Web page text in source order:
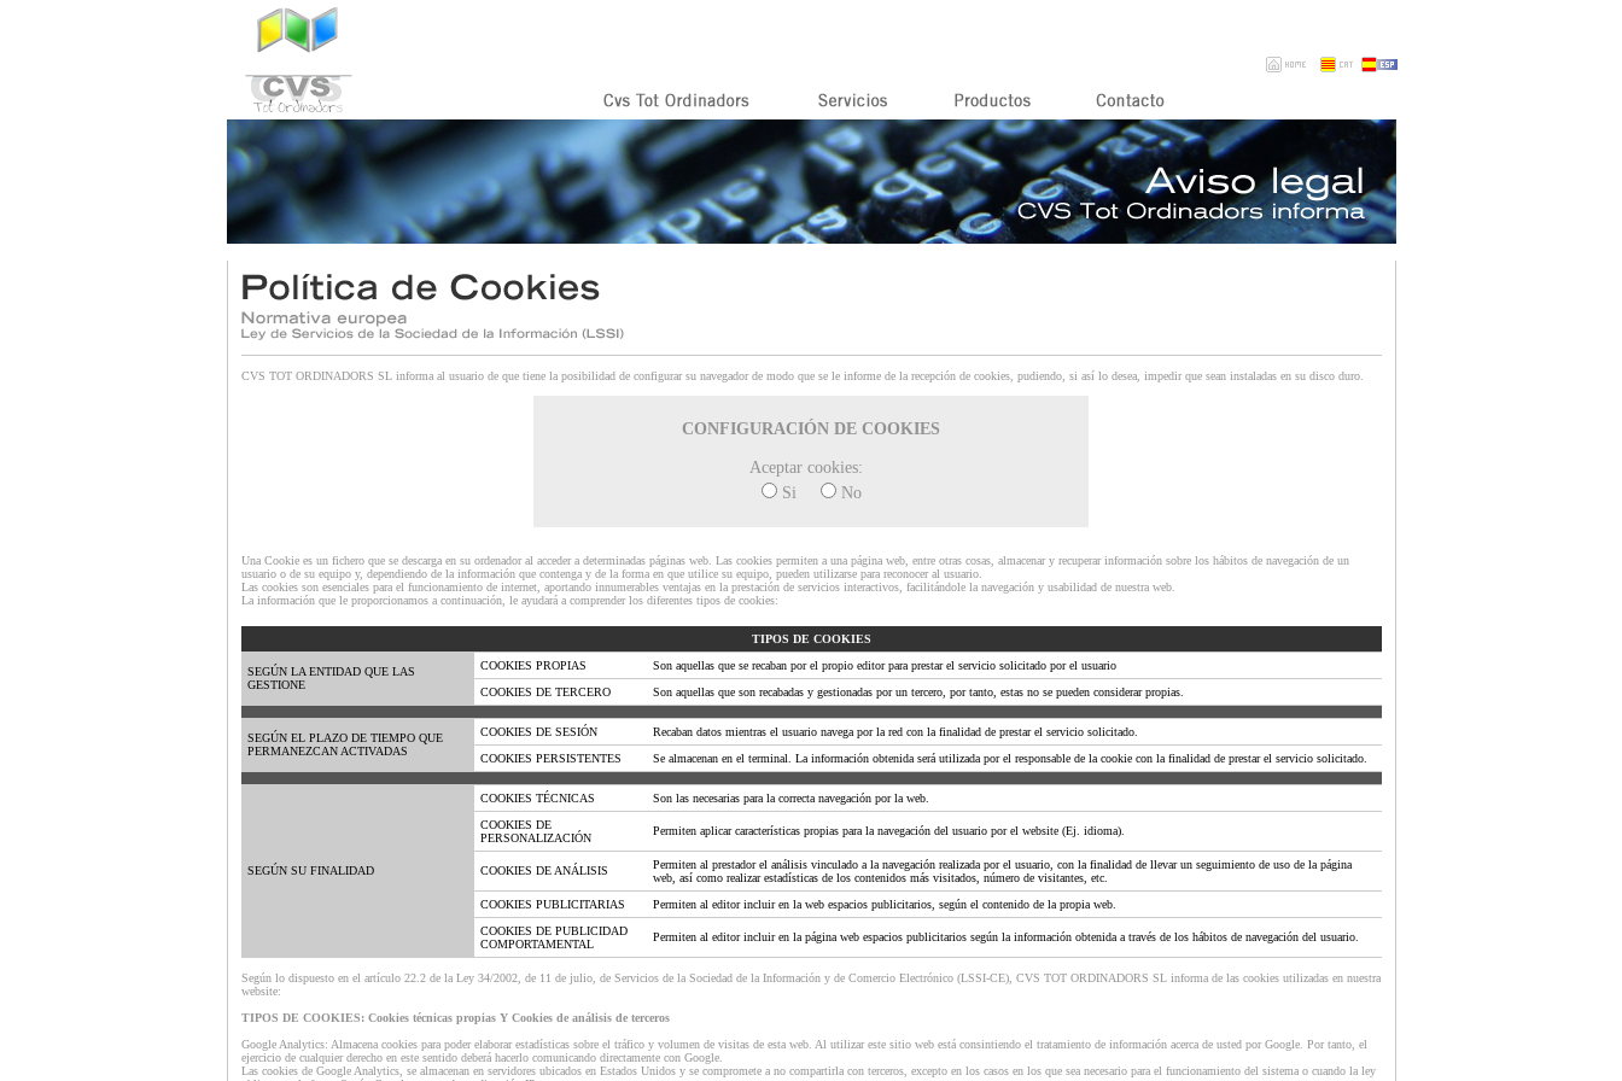
CVS TOT ORDINADORS SL informa al usuario de que tiene la posibilidad de configurar su navegador de modo que se le informe de la recepción de cookies, pudiendo, si así lo desea, impedir que sean instaladas en su disco duro.
CONFIGURACIÓN DE COOKIES
Aceptar cookies:
Si
No
Una Cookie es un fichero que se descarga en su ordenador al acceder a determinadas páginas web. Las cookies permiten a una página web, entre otras cosas, almacenar y recuperar información sobre los hábitos de navegación de un
usuario o de su equipo y, dependiendo de la información que contenga y de la forma en que utilice su equipo, pueden utilizarse para reconocer al usuario.
Las cookies son esenciales para el funcionamiento de internet, aportando innumerables ventajas en la prestación de servicios interactivos, facilitándole la navegación y usabilidad de nuestra web.
La información que le proporcionamos a continuación, le ayudará a comprender los diferentes tipos de cookies:
TIPOS DE COOKIES
SEGÚN LA ENTIDAD QUE LAS
GESTIONE
COOKIES PROPIAS
Son aquellas que se recaban por el propio editor para prestar el servicio solicitado por el usuario
COOKIES DE TERCERO
Son aquellas que son recabadas y gestionadas por un tercero, por tanto, estas no se pueden considerar propias.
SEGÚN EL PLAZO DE TIEMPO QUE
PERMANEZCAN ACTIVADAS
COOKIES DE SESIÓN
Recaban datos mientras el usuario navega por la red con la finalidad de prestar el servicio solicitado.
COOKIES PERSISTENTES
Se almacenan en el terminal. La información obtenida será utilizada por el responsable de la cookie con la finalidad de prestar el servicio solicitado.
SEGÚN SU FINALIDAD
COOKIES TÉCNICAS
Son las necesarias para la correcta navegación por la web.
COOKIES DE
PERSONALIZACIÓN
Permiten aplicar características propias para la navegación del usuario por el website (Ej. idioma).
COOKIES DE ANÁLISIS
Permiten al prestador el análisis vinculado a la navegación realizada por el usuario, con la finalidad de llevar un seguimiento de uso de la página
web, así como realizar estadísticas de los contenidos más visitados, número de visitantes, etc.
COOKIES PUBLICITARIAS
Permiten al editor incluir en la web espacios publicitarios, según el contenido de la propia web.
COOKIES DE PUBLICIDAD
COMPORTAMENTAL
Permiten al editor incluir en la página web espacios publicitarios según la información obtenida a través de los hábitos de navegación del usuario.
Según lo dispuesto en el artículo 22.2 de la Ley 34/2002, de 11 de julio, de Servicios de la Sociedad de la Información y de Comercio Electrónico (LSSI-CE), CVS TOT ORDINADORS SL informa de las cookies utilizadas en nuestra
website:
TIPOS DE COOKIES: Cookies técnicas propias Y Cookies de análisis de terceros
Google Analytics: Almacena cookies para poder elaborar estadísticas sobre el tráfico y volumen de visitas de esta web. Al utilizar este sitio web está consintiendo el tratamiento de información acerca de usted por Google. Por tanto, el
ejercicio de cualquier derecho en este sentido deberá hacerlo comunicando directamente con Google.
Las cookies de Google Analytics, se almacenan en servidores ubicados en Estados Unidos y se compromete a no compartirla con terceros, excepto en los casos en los que sea necesario para el funcionamiento del sistema o cuando la ley